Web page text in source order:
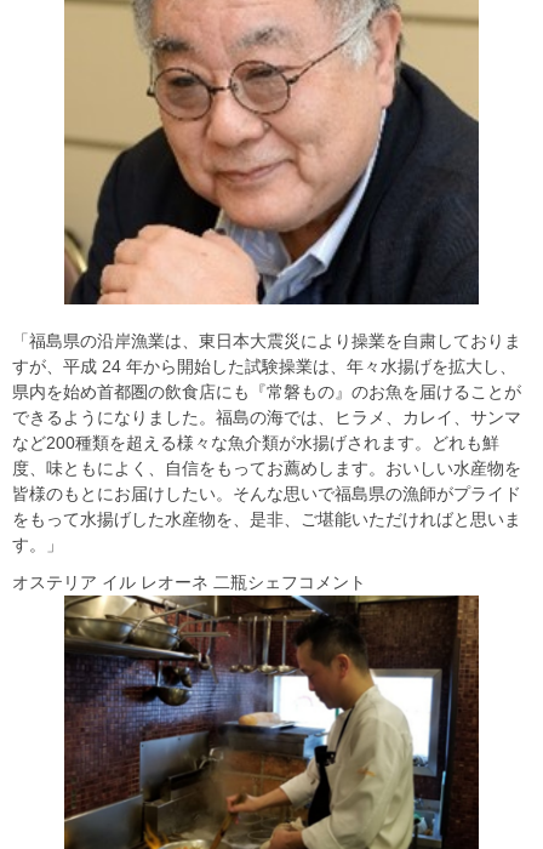
「福島県の沿岸漁業は、東日本大震災により操業を自粛しておりま
すが、平成 24 年から開始した試験操業は、年々水揚げを拡大し、
県内を始め首都圏の飲食店にも『常磐もの』のお魚を届けることが
できるようになりました。福島の海では、ヒラメ、カレイ、サンマ
など200種類を超える様々な魚介類が水揚げされます。どれも鮮
度、味ともによく、自信をもってお薦めします。おいしい水産物を
皆様のもとにお届けしたい。そんな思いで福島県の漁師がプライド
をもって水揚げした水産物を、是非、ご堪能いただければと思いま
す。」
オステリア イル レオーネ 二瓶シェフコメント